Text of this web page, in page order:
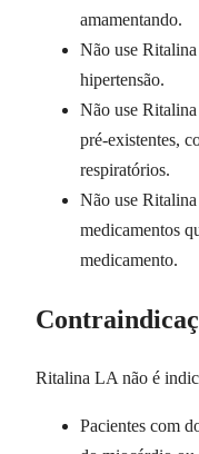
amamentando.
Não use
hipertensão.
Não use
pré-existentes,
respiratórios.
Não use
medicamentos
medicamento.
Ritalina LA não é
Pacientes com